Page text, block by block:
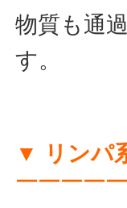
物質も通
す。
▼ リンパ
￣￣￣￣